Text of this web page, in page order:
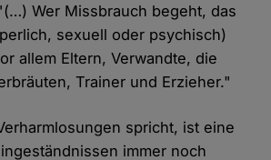
Wer Missbrauch begeht, das
sexuell oder psychisch)
allem Eltern, Verwandte, die
Trainer und Erzieher."
spricht, ist eine
immer noch